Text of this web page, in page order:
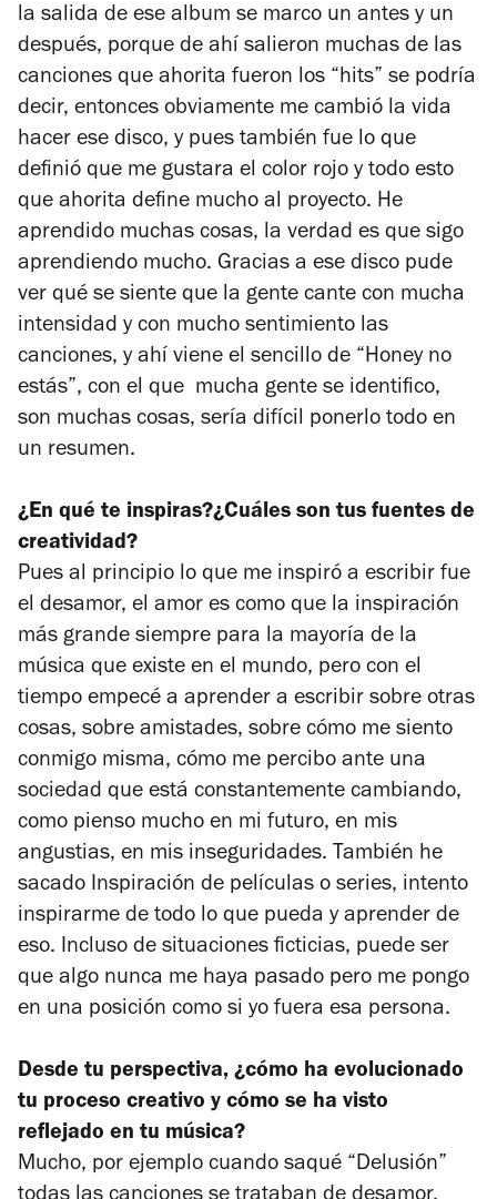
la salida de ese album se marco un antes y un
después, porque de ahí salieron muchas de las
canciones que ahorita fueron los “hits” se podría
decir, entonces obviamente me cambió la vida
hacer ese disco, y pues también fue lo que
definió que me gustara el color rojo y todo esto
que ahorita define mucho al proyecto. He
aprendido muchas cosas, la verdad es que sigo
aprendiendo mucho. Gracias a ese disco pude
ver qué se siente que la gente cante con mucha
intensidad y con mucho sentimiento las
canciones, y ahí viene el sencillo de “Honey no
estás”, con el que mucha gente se identifico,
son muchas cosas, sería difícil ponerlo todo en
un resumen.
¿En qué te inspiras?¿Cuáles son tus fuentes de
creatividad?
Pues al principio lo que me inspiró a escribir fue
el desamor, el amor es como que la inspiración
más grande siempre para la mayoría de la
música que existe en el mundo, pero con el
tiempo empecé a aprender a escribir sobre otras
cosas, sobre amistades, sobre cómo me siento
conmigo misma, cómo me percibo ante una
sociedad que está constantemente cambiando,
como pienso mucho en mi futuro, en mis
angustias, en mis inseguridades. También he
sacado Inspiración de películas o series, intento
inspirarme de todo lo que pueda y aprender de
eso. Incluso de situaciones ficticias, puede ser
que algo nunca me haya pasado pero me pongo
en una posición como si yo fuera esa persona.
Desde tu perspectiva, ¿cómo ha evolucionado
tu proceso creativo y cómo se ha visto
reflejado en tu música?
Mucho, por ejemplo cuando saqué “Delusión”